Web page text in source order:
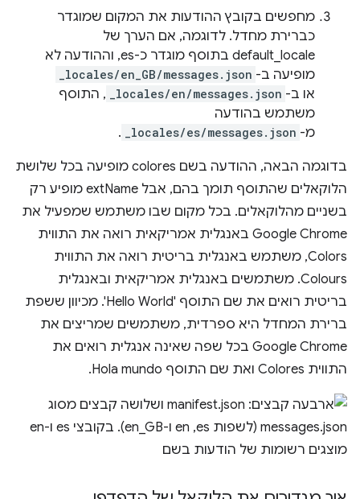
מחפשים בקובץ ההודעות את המקום שמוגדר
כברירת מחדל. לדוגמה, אם הערך של
default_locale בתוסף מוגדר כ-es, וההודעה לא
מופיעה ב- _locales/en_GB/messages.json
או ב- _locales/en/messages.json
, התוסף
משתמש בהודעה
מ- _locales/es/messages.json
.
בדוגמה הבאה, ההודעה בשם colores מופיעה בכל שלושת
הלוקאלים שהתוסף תומך בהם, אבל extName מופיע רק
בשניים מהלוקאלים. בכל מקום שבו משתמש שמפעיל את
Google Chrome באנגלית אמריקאית רואה את התווית
Colors, משתמש באנגלית בריטית רואה את התווית
Colours. משתמשים באנגלית אמריקאית ובאנגלית
בריטית רואים את שם התוסף 'Hello World'. מכיוון ששפת
ברירת המחדל היא ספרדית, משתמשים שמריצים את
Google Chrome בכל שפה שאינה אנגלית רואים את
התווית Colores ואת שם התוסף Hola mundo.